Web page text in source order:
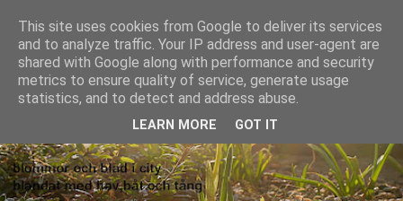
This site uses cookies from Google to deliver its services
and to analyze traffic. Your IP address and user-agent are
shared with Google along with performance and security
metrics to ensure quality of service, generate usage
statistics, and to detect and address abuse.
LEARN MORE GOT IT